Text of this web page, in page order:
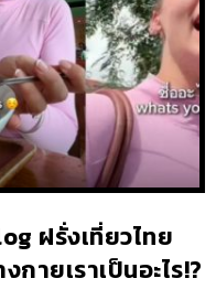
ฝรั่งเที่ยวไทย
ายเราเป็นอะไร!?